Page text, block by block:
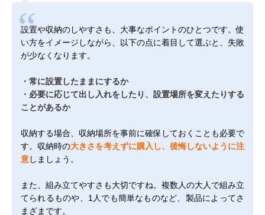
設置や収納のしやすさも、大事なポイントのひとつです。使
い方をイメージしながら、以下の点に着目して選ぶと、失敗
が少なくなります。
・常に設置したままにするか
・必要に応じて出し入れをしたり、設置場所を変えたりする
ことがあるか
収納する場合、収納場所を事前に確保しておくことも必要で
す。収納時の大きさを考えずに購入し、後悔しないように注
意しましょう。
また、組み立てやすさも大切ですね。複数人の大人で組み立
てられるものや、1人でも簡単なものなど、製品によってさ
まざまです。